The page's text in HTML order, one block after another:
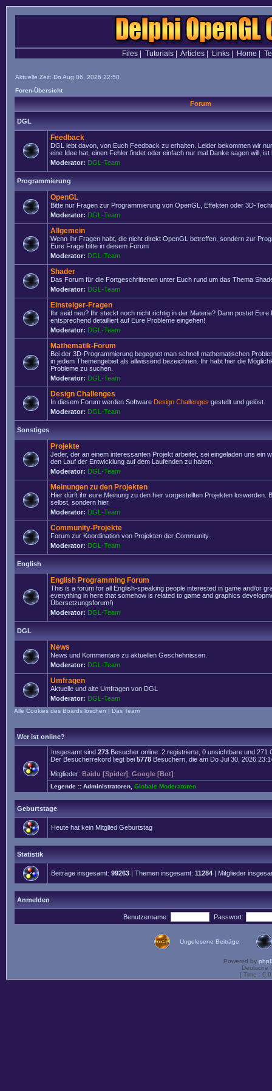
Files| Tutorials| Articles| Links| Home
Aktuelle Zeit: Do Aug 06, 2026 22:50
Foren-Übersicht
Forum
DGL
Feedback
DGL lebt davon, von Euch Feedback zu erhalten. Leider bekommen wir
eine Idee hat, einen Fehler findet oder einfach nur mal Danke sagen will, ist
Moderator: DGL-Team
Programmierung
OpenGL
Bitte nur Fragen zur Programmierung von OpenGL, Effekten oder 3D-
Moderator: DGL-Team
Allgemein
Wenn Ihr Fragen habt, die nicht direkt OpenGL betreffen, sondern zur
Eure Frage bitte in diesem Forum
Moderator: DGL-Team
Shader
Das Forum für die Fortgeschrittenen unter Euch rund um das Thema
Moderator: DGL-Team
Einsteiger-Fragen
Ihr seid neu? Ihr steckt noch nicht richtig in der Materie? Dann postet Eure
entsprechend detailliert auf Eure Probleme eingehen!
Moderator: DGL-Team
Mathematik-Forum
Bei der 3D-Programmierung begegnet man schnell mathematischen
in jedem Themengebiet als allwissend bezeichnen. Ihr habt hier die
Probleme zu suchen.
Moderator: DGL-Team
Design Challenges
In diesem Forum werden Software Design Challenges gestellt und gelöst.
Moderator: DGL-Team
Sonstiges
Projekte
Jeder, der an einem interessanten Projekt arbeitet, sei eingeladen uns ein
den Lauf der Entwicklung auf dem Laufenden zu halten.
Moderator: DGL-Team
Meinungen zu den Projekten
Hier dürft ihr eure Meinung zu den hier vorgestellten Projekten loswerden.
selbst, sondern hier.
Moderator: DGL-Team
Community-Projekte
Forum zur Koordination von Projekten der Community.
Moderator: DGL-Team
English
English Programming Forum
This is a forum for all English-speaking people interested in game and/or
everything in here that somehow is related to game and graphics
Übersetzungsforum!)
Moderator: DGL-Team
DGL
News
News und Kommentare zu aktuellen Geschehnissen.
Moderator: DGL-Team
Umfragen
Aktuelle und alte Umfragen von DGL
Moderator: DGL-Team
Alle Cookies des Boards löschen | Das Team
Wer ist online?
Insgesamt sind 273 Besucher online: 2 registrierte, 0 unsichtbare und
Der Besucherrekord liegt bei 5778 Besuchern, die am Do Jul 30, 2026
Mitglieder: Baidu [Spider] Google [Bot]
Legende :: Administratoren Globale Moderatoren
Geburtstage
Heute hat kein Mitglied Geburtstag
Statistik
Beiträge insgesamt: 99263 | Themen insgesamt: 11284 | Mitglieder
Anmelden
Benutzername: Passwort:
Ungelesene Beiträge
Powered by
Deutsche
[ Time :